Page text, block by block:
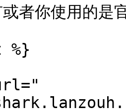
或者你使用的
%}